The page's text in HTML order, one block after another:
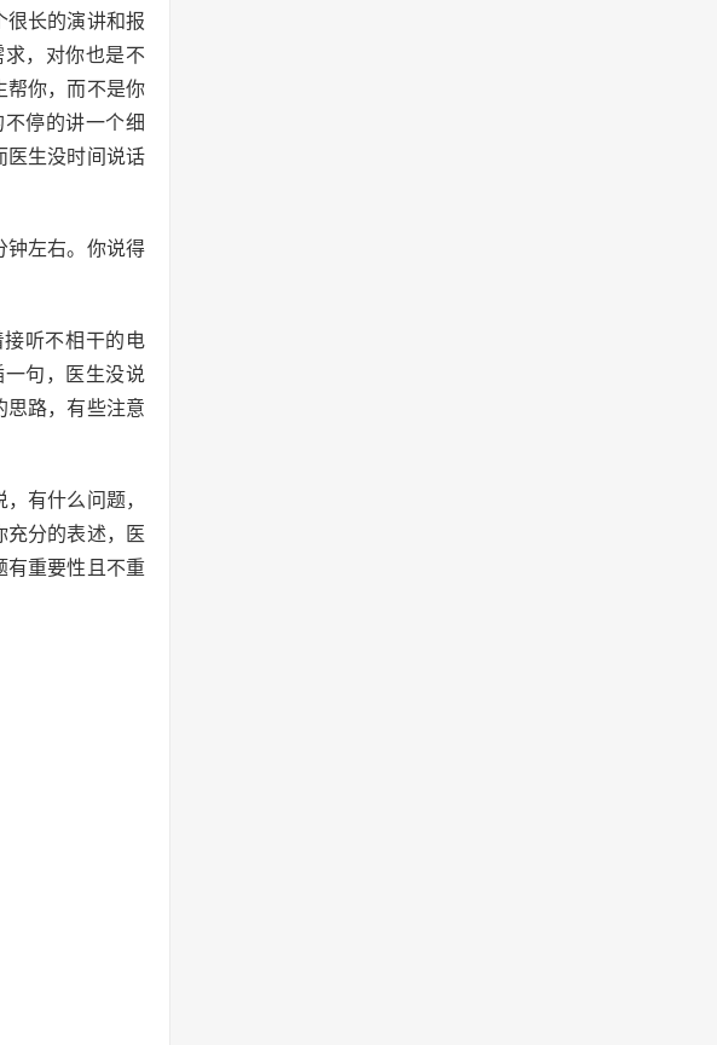
很长的演讲和报
，对你也是不
帮你，而不是你
停的讲一个细
医生没时间说话
钟左右。你说得
听不相干的电
句，医生没说
思路，有些注意
有什么问题，
充分的表述，医
有重要性且不重